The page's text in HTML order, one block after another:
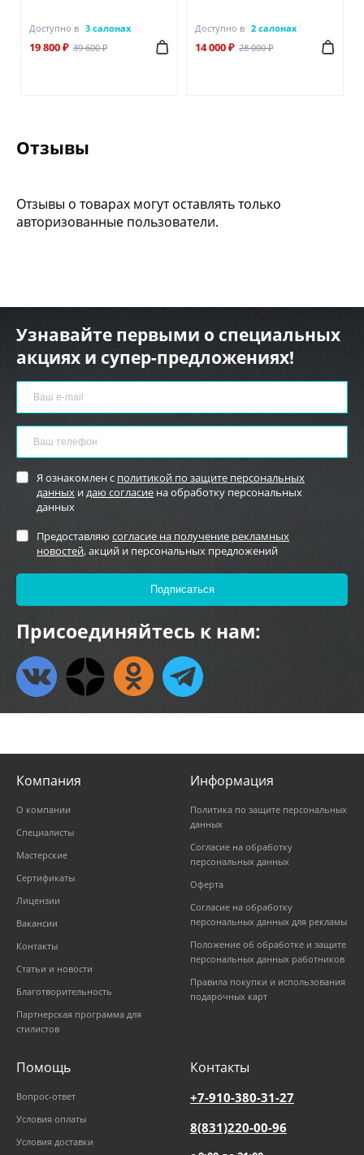
Доступно в 3 салонах
19 800 ₽ 39 600 ₽
Доступно в 2 салонах
14 000 ₽ 28 000 ₽
Отзывы
Отзывы о товарах могут оставлять только
авторизованные пользователи.
Узнавайте первыми о специальных
акциях и супер-предложениях!
Я ознакомлен с политикой по защите персональных
данных идаю согласие на обработку персональных
данных
Предоставляю согласие на получение рекламных
новостей, акций и персональных предложений
Присоединяйтесь к нам:
Компания
О компании
Специалисты
Мастерские
Сертификаты
Лицензии
Вакансии
Контакты
Статьи и новости
Благотворительность
Партнерская программа для
стилистов
Информация
Политика по защите персональных
данных
Согласие на обработку
персональных данных
Оферта
Согласие на обработку
персональных данных для рекламы
Положение об обработке и защите
персональных данных работников
Правила покупки и использования
подарочных карт
Помощь
Вопрос-ответ
Условия оплаты
Условия доставки
Контакты
+7-910-380-31-27
8(831)220-00-96